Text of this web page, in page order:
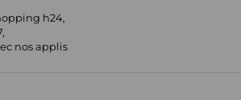
h24,
nos applis